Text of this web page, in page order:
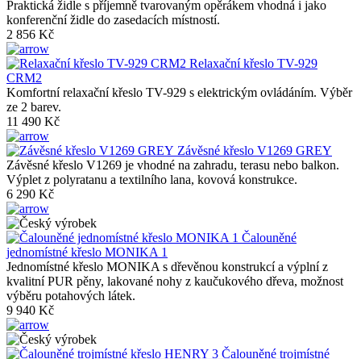
Praktická židle s příjemně tvarovaným opěrákem vhodná i jako
konferenční židle do zasedacích místností.
2 856 Kč
Relaxační křeslo TV-929
CRM2
Komfortní relaxační křeslo TV-929 s elektrickým ovládáním. Výběr
ze 2 barev.
11 490 Kč
Závěsné křeslo V1269 GREY
Závěsné křeslo V1269 je vhodné na zahradu, terasu nebo balkon.
Výplet z polyratanu a textilního lana, kovová konstrukce.
6 290 Kč
Čalouněné
jednomístné křeslo MONIKA 1
Jednomístné křeslo MONIKA s dřevěnou konstrukcí a výplní z
kvalitní PUR pěny, lakované nohy z kaučukového dřeva, možnost
výběru potahových látek.
9 940 Kč
Čalouněné trojmístné